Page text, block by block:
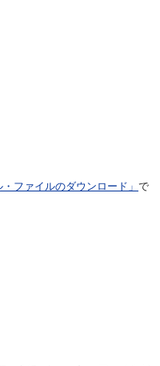
ファイルのダウンロード」 で